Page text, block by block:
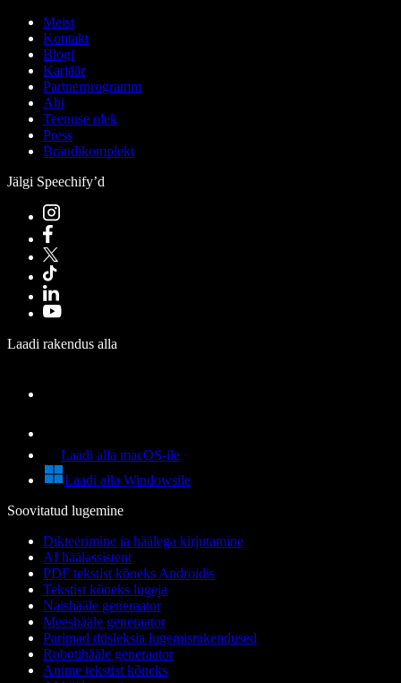
Meist
Kontakt
Blogi
Karjäär
Partnerprogramm
Abi
Teenuse olek
Press
Brändikomplekt
Jälgi Speechify’d
Laadi rakendus alla
Laadi alla macOS-ile
Laadi alla Windowsile
Soovitatud lugemine
Dikteerimine ja häälega kirjutamine
AI häälassistent
PDF tekstist kõneks Androidis
Tekstist kõneks lugeja
Naishääle generaator
Meeshääle generaator
Parimad düsleksia lugemisrakendused
Robotihääle generaator
Anime tekstist kõneks